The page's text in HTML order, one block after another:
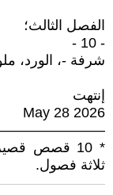
الفصل الثالث؛
- 10 -
شرفة -، الورد،
إنتهت
May 28 2026
* 10 قصص
ثلاثة فصول.